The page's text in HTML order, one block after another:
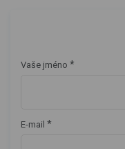
Vaše jméno *
E-mail *